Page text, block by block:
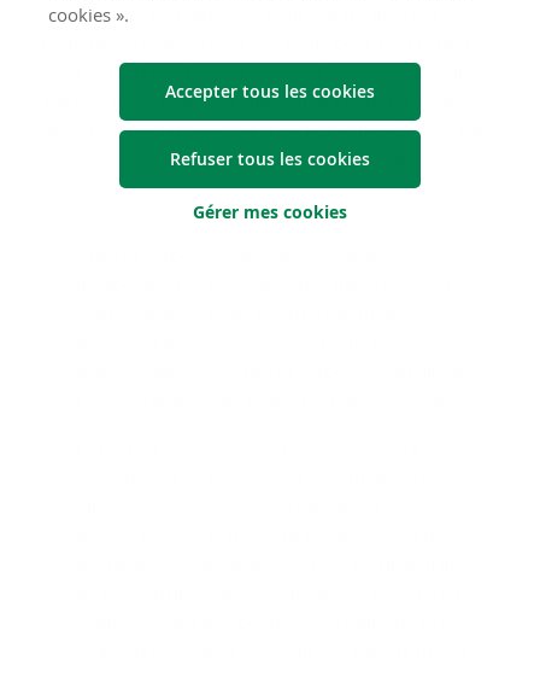
cookies ».
Accepter tous les cookies
Refuser tous les cookies
Gérer mes cookies
possibilité de régler vos affaires bancaires par voie
et ce n'est pas toujours ce dont vous avez besoin.
Parfois, vous souhaitez simplement parler à quelqu'un
en personne, sans avoir à chercher votre réponse dans
une FAQ ou à interroger un robot.